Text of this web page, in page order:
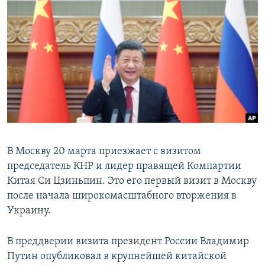
ТЕЛЕПРОЕКТ КРЫМ.РЕАЛИИ
СОВЕТЫ ПРАВОЗАЩИТНИКОВ
ПРОПАВШИЕ БЕЗ ВЕСТИ
ПОБЕДИТЕЛЕЙ НЕ СУДЯТ?
КРЫМ.НЕПОКОРЕННЫЙ
Українською
Qırımtatar
ПРИСОЕДИНЯЙТЕСЬ!
Все сайты RFE/RL
В Москву 20 марта приезжает с визитом
председатель КНР и лидер правящей Компартии
Китая Си Цзиньпин. Это его первый визит в Москву
после начала широкомасштабного вторжения в
Украину.
В преддверии визита президент России Владимир
Путин опубликовал в крупнейшей китайской